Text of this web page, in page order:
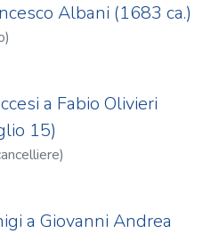
Albani (1683 ca.)
a Fabio Olivieri
15)
a Giovanni Andrea